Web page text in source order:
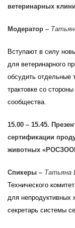
ветеринарных
Модератор –
Вступают в силу
для ветеринарного
обсудить отдельные
трактовке со
сообщества.
15.00 – 15.45.
сертификации
животных
Спикеры – Татьяна
Технического
для непродуктивных
секретарь системы